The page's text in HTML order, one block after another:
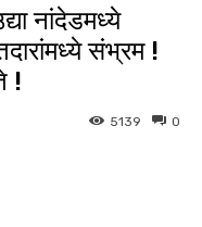
नांदेडमध्ये
संभ्रम !
!
0
5139